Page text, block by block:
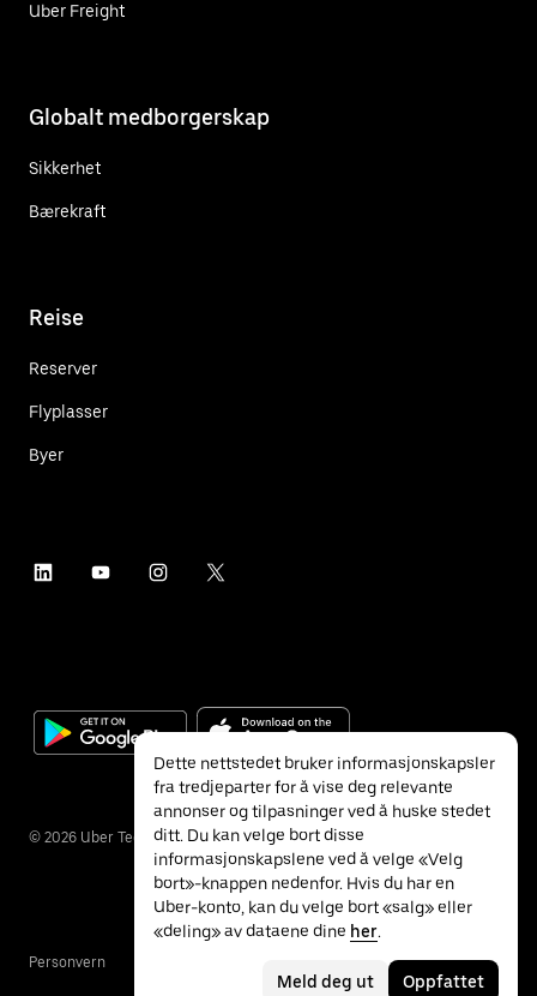
Uber Freight
Globalt medborgerskap
Sikkerhet
Bærekraft
Reise
Reserver
Flyplasser
Byer
© 2026 Uber Technologies Inc.
Personvern
Dette nettstedet bruker informasjonskapsler
fra tredjeparter for å vise deg relevante
annonser og tilpasninger ved å huske stedet
ditt. Du kan velge bort disse
informasjonskapslene ved å velge «Velg
bort»-knappen nedenfor. Hvis du har en
Uber-konto, kan du velge bort «salg» eller
«deling» av dataene dine her.
Meld deg ut Oppfattet